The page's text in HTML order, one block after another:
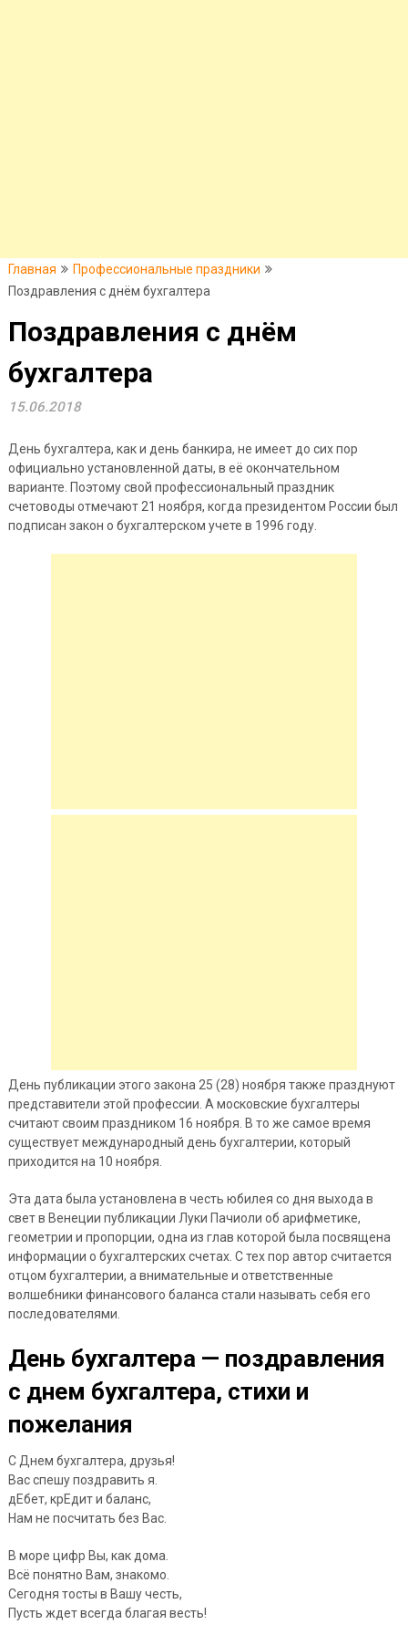
Главная
Профессиональные праздники
Поздравления с днём бухгалтера
Поздравления с днём
бухгалтера
15.06.2018
День бухгалтера, как и день банкира, не имеет до сих пор
официально установленной даты, в её окончательном
варианте. Поэтому свой профессиональный праздник
счетоводы отмечают 21 ноября, когда президентом России был
подписан закон о бухгалтерском учете в 1996 году.
День публикации этого закона 25 (28) ноября также празднуют
представители этой профессии. А московские бухгалтеры
считают своим праздником 16 ноября. В то же самое время
существует международный день бухгалтерии, который
приходится на 10 ноября.
Эта дата была установлена в честь юбилея со дня выхода в
свет в Венеции публикации Луки Пачиоли об арифметике,
геометрии и пропорции, одна из глав которой была посвящена
информации о бухгалтерских счетах. С тех пор автор считается
отцом бухгалтерии, а внимательные и ответственные
волшебники финансового баланса стали называть себя его
последователями.
День бухгалтера — поздравления
с днем бухгалтера, стихи и
пожелания
С Днем бухгалтера, друзья!
Вас спешу поздравить я.
дЕбет, крЕдит и баланс,
Нам не посчитать без Вас.
В море цифр Вы, как дома.
Всё понятно Вам, знакомо.
Сегодня тосты в Вашу честь,
Пусть ждет всегда благая весть!